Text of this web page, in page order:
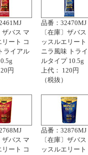
ザバス マ
リート コ
ライアル
円
品番：32470MJ
〔在庫〕ザバ
ッスルエリート
ニラ風味 トラ
ルタイプ 10.5g
上代： 120円
（税抜）
ザバス マ
リート コ
品番：32876MJ
〔在庫〕ザバ
ッスルエリート